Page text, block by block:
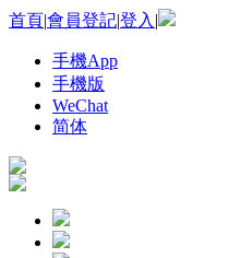
首頁|會員登記|登入 |
手機App
手機版
WeChat
简体